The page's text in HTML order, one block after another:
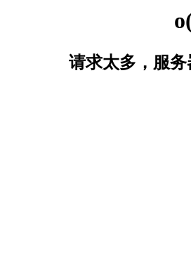
请求太多，服